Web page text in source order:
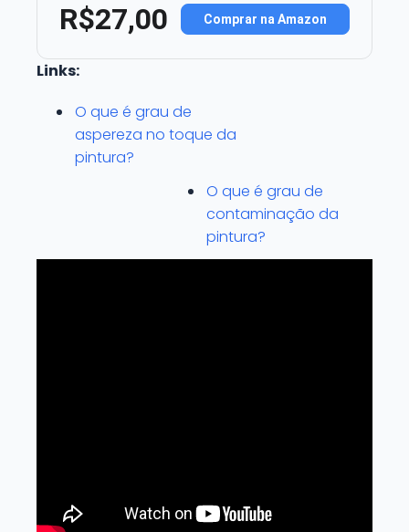
R$27,00 Comprar na Amazon
Links:
O que é grau de
aspereza no toque da
pintura?
O que é grau de
contaminação da
pintura?